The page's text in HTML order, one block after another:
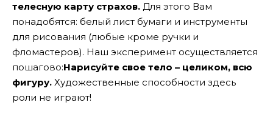
телесную карту страхов. Для этого Вам
понадобятся: белый лист бумаги и инструменты
для рисования (любые кроме ручки и
фломастеров). Наш эксперимент осуществляется
пошагово:Нарисуйте свое тело – целиком, всю
фигуру. Художественные способности здесь
роли не играют!